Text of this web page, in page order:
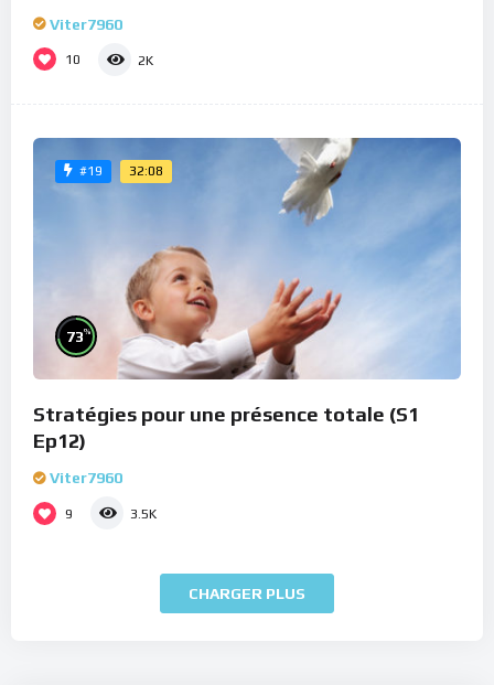
Viter7960
10 2K
#19 32:08
73%
Stratégies pour une présence totale (S1
Ep12)
Viter7960
9 3.5K
CHARGER PLUS